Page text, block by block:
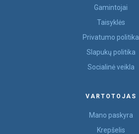
Gamintojai
Taisyklės
Privatumo politika
Slapukų politika
Socialinė veikla
VARTOTOJAS
Mano paskyra
Krepšelis